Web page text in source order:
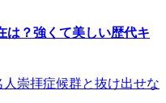
は？強くて美しい歴代キ